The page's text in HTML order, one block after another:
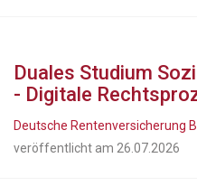
Duales Studium
- Digitale
Deutsche Rentenversicherung
veröffentlicht am 26.07.2026